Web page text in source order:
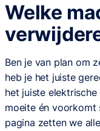
Welke
Ben je van plan om
heb je het juiste
het juiste
moeite én voorkomt
pagina zetten we